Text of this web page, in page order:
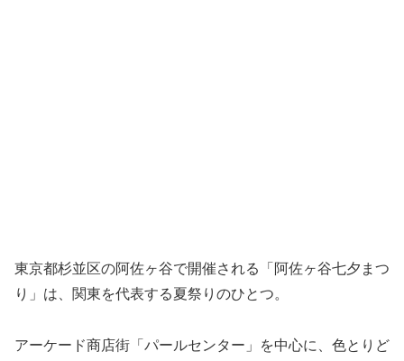
東京都杉並区の阿佐ヶ谷で開催される「阿佐ヶ谷七夕まつ
り」は、関東を代表する夏祭りのひとつ。
アーケード商店街「パールセンター」を中心に、色とりど